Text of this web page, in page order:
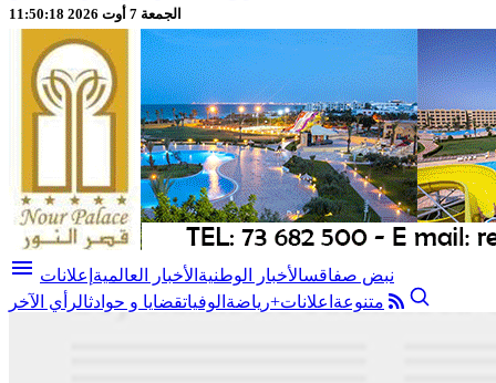
الجمعة 7 أوت 2026 11:50:19
menu نبض صفاقسالأخبار الوطنية الأخبار العالمية إعلانات
متنوعة اعلانات+رياضة الوفياتقضايا و حوادثالرأي الآخر